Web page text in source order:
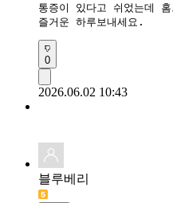
통증이 있다고 쉬었는데
즐거운 하루보내세요.
0
2026.06.02 10:43
블루베리